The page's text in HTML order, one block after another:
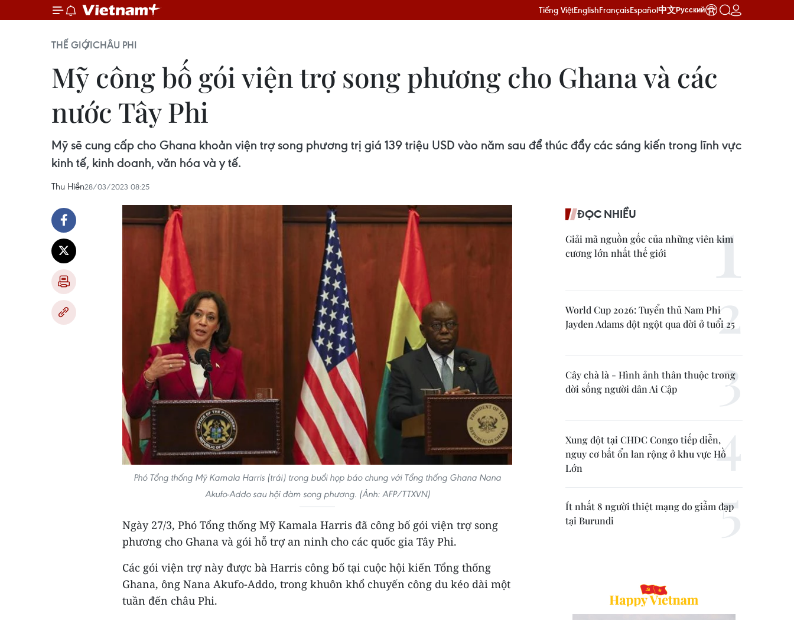
Tiếng ViệtEnglishFrançaisEspañol中文Русский
THẾ GIỚICHÂU PHI
Mỹ công bố gói viện trợ song phương cho Ghana và các
nước Tây Phi
Mỹ sẽ cung cấp cho Ghana khoản viện trợ song phương trị giá 139 triệu USD vào năm sau để thúc đẩy các sáng kiến trong lĩnh vực
kinh tế, kinh doanh, văn hóa và y tế.
Thu Hiền28/03/2023 08:25
Phó Tổng thống Mỹ Kamala Harris (trái) trong buổi họp báo chung với Tổng thống Ghana Nana
Akufo-Addo sau hội đàm song phương. (Ảnh: AFP/TTXVN)
Ngày 27/3, Phó Tổng thống Mỹ Kamala Harris đã công bố gói viện trợ song
phương cho Ghana và gói hỗ trợ an ninh cho các quốc gia Tây Phi.
Các gói viện trợ này được bà Harris công bố tại cuộc hội kiến Tổng thống
Ghana, ông Nana Akufo-Addo, trong khuôn khổ chuyến công du kéo dài một
tuần đến châu Phi.
ĐỌC NHIỀU
Giải mã nguồn gốc của những viên kim
cương lớn nhất thế giới
World Cup 2026: Tuyển thủ Nam Phi
Jayden Adams đột ngột qua đời ở tuổi 25
Cây chà là - Hình ảnh thân thuộc trong
đời sống người dân Ai Cập
Xung đột tại CHDC Congo tiếp diễn,
nguy cơ bất ổn lan rộng ở khu vực Hồ
Lớn
Ít nhất 8 người thiệt mạng do giẫm đạp
tại Burundi